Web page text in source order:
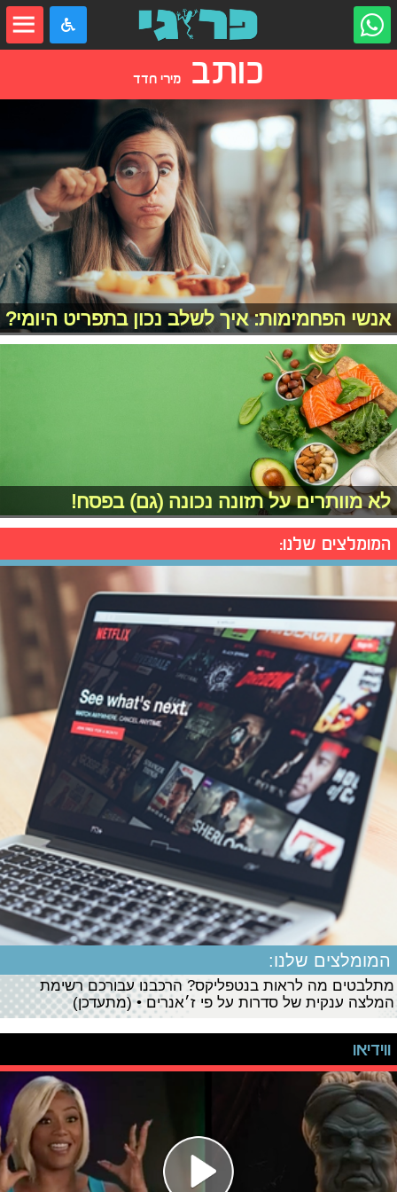
כותב מירי חדד
אנשי הפחמימות: איך לשלב נכון בתפריט היומי?
לא מוותרים על תזונה נכונה (גם) בפסח!
המומלצים שלנו:
המומלצים שלנו:
מתלבטים מה לראות בנטפליקס? הרכבנו עבורכם רשימת
המלצה ענקית של סדרות על פי ז׳אנרים • (מתעדכן)
ווידיאו